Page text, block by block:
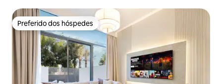
Preferido dos hóspedes
Preferido dos hóspedes